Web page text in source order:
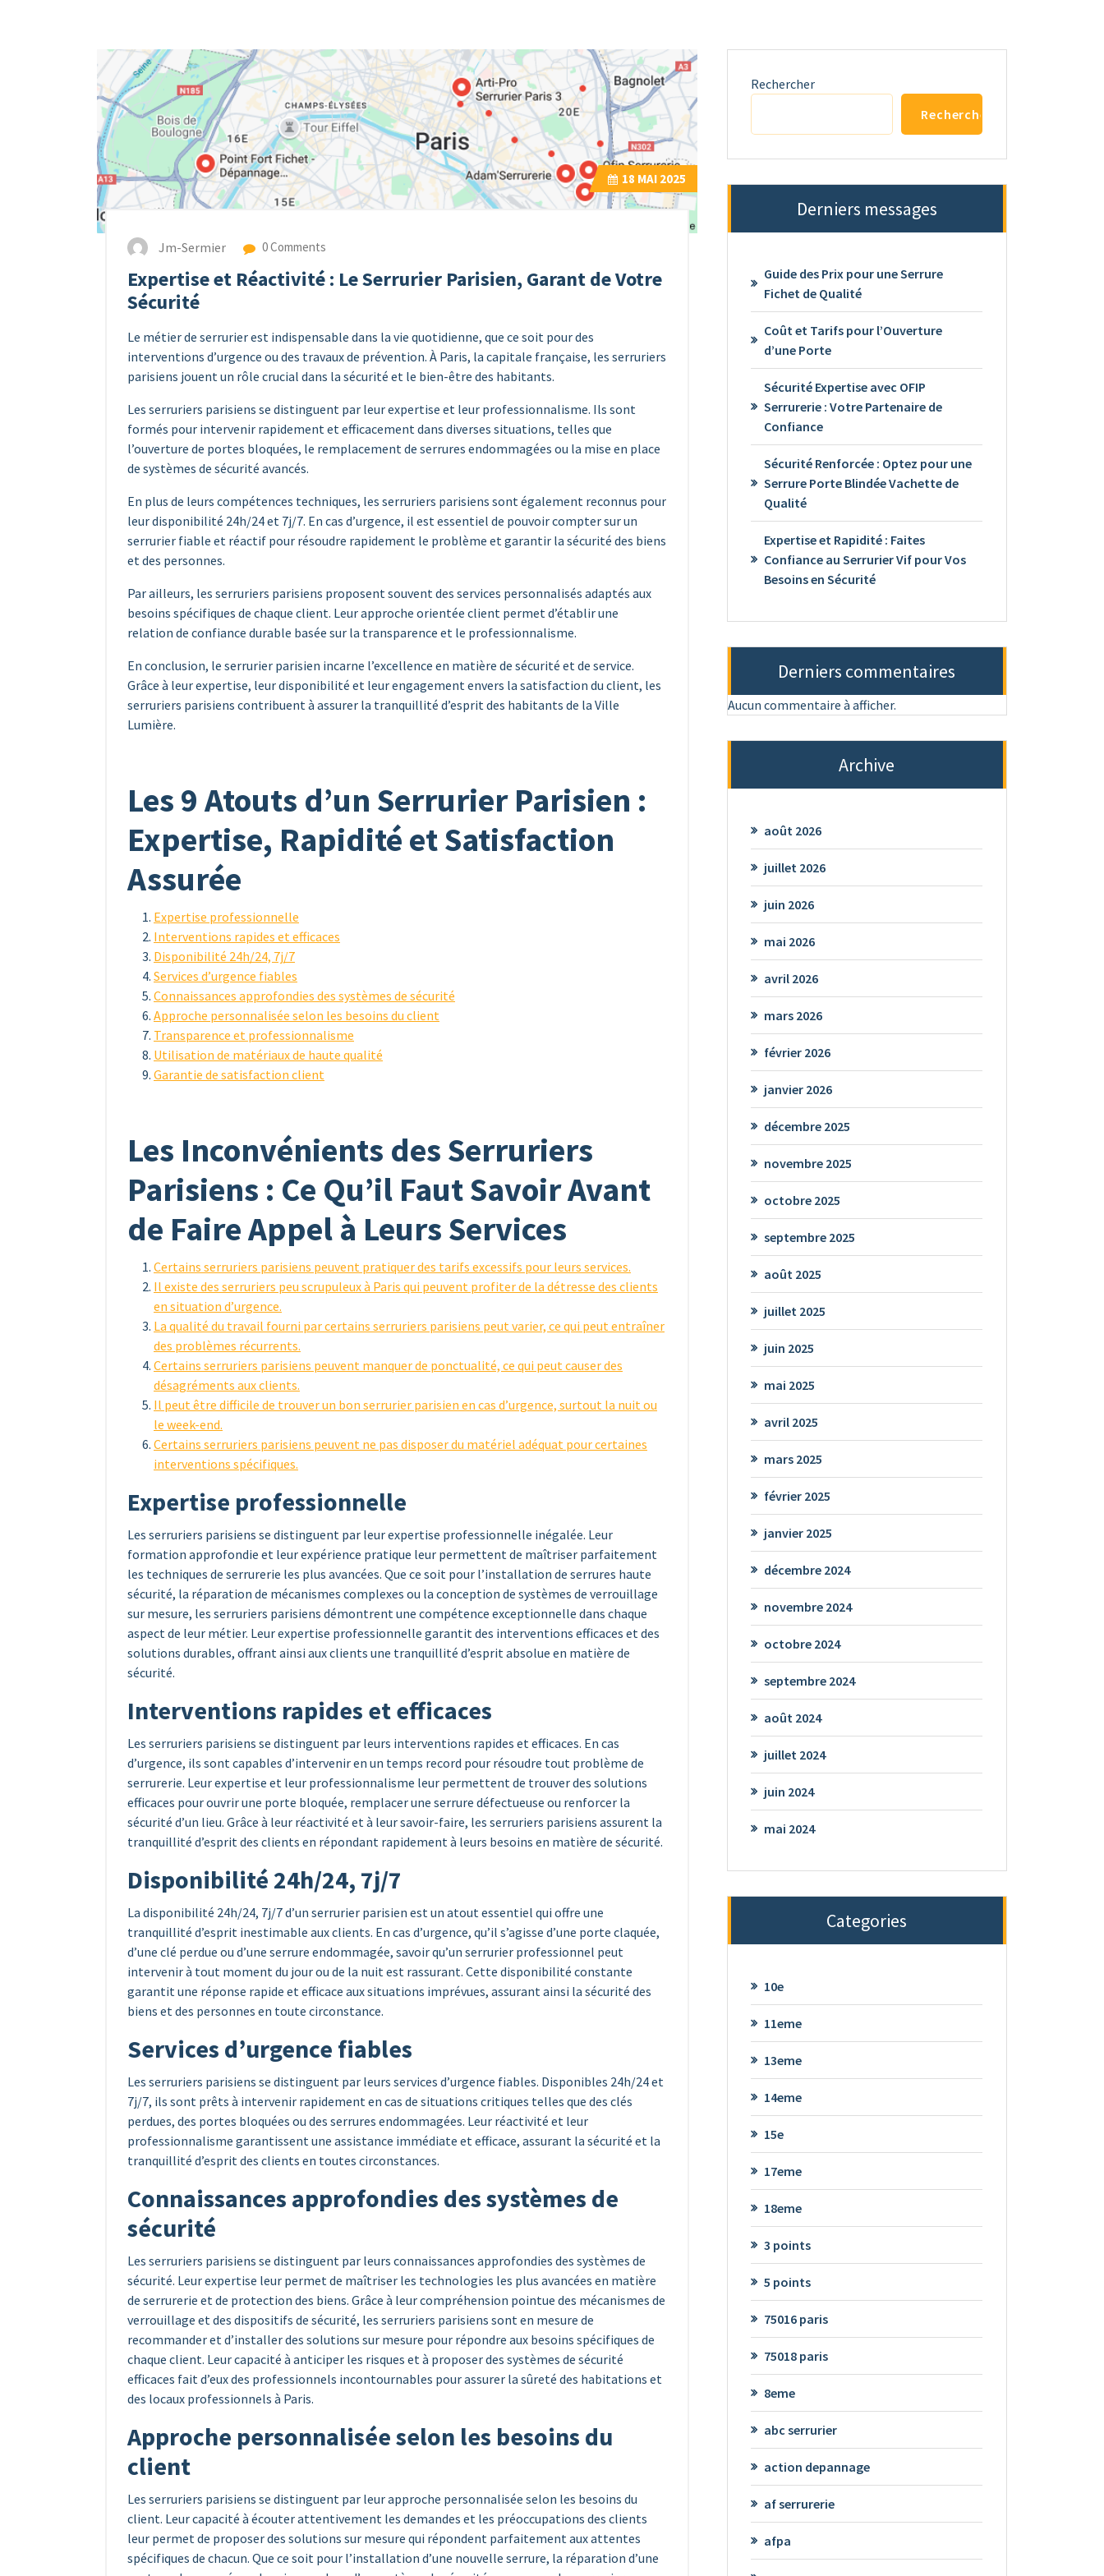
18 MAI 2025
Jm-Sermier 0 Comments
Expertise et Réactivité : Le Serrurier Parisien, Garant de Votre
Sécurité
Le métier de serrurier est indispensable dans la vie quotidienne, que ce soit pour des
interventions d’urgence ou des travaux de prévention. À Paris, la capitale française, les serruriers
parisiens jouent un rôle crucial dans la sécurité et le bien-être des habitants.
Les serruriers parisiens se distinguent par leur expertise et leur professionnalisme. Ils sont
formés pour intervenir rapidement et efficacement dans diverses situations, telles que
l’ouverture de portes bloquées, le remplacement de serrures endommagées ou la mise en place
de systèmes de sécurité avancés.
En plus de leurs compétences techniques, les serruriers parisiens sont également reconnus pour
leur disponibilité 24h/24 et 7j/7. En cas d’urgence, il est essentiel de pouvoir compter sur un
serrurier fiable et réactif pour résoudre rapidement le problème et garantir la sécurité des biens
et des personnes.
Par ailleurs, les serruriers parisiens proposent souvent des services personnalisés adaptés aux
besoins spécifiques de chaque client. Leur approche orientée client permet d’établir une
relation de confiance durable basée sur la transparence et le professionnalisme.
En conclusion, le serrurier parisien incarne l’excellence en matière de sécurité et de service.
Grâce à leur expertise, leur disponibilité et leur engagement envers la satisfaction du client, les
serruriers parisiens contribuent à assurer la tranquillité d’esprit des habitants de la Ville
Lumière.
Les 9 Atouts d’un Serrurier Parisien :
Expertise, Rapidité et Satisfaction
Assurée
Expertise professionnelle
Interventions rapides et efficaces
Disponibilité 24h/24, 7j/7
Services d’urgence fiables
Connaissances approfondies des systèmes de sécurité
Approche personnalisée selon les besoins du client
Transparence et professionnalisme
Utilisation de matériaux de haute qualité
Garantie de satisfaction client
Les Inconvénients des Serruriers
Parisiens : Ce Qu’il Faut Savoir Avant
de Faire Appel à Leurs Services
Certains serruriers parisiens peuvent pratiquer des tarifs excessifs pour leurs services.
Il existe des serruriers peu scrupuleux à Paris qui peuvent profiter de la détresse des clients
en situation d’urgence.
La qualité du travail fourni par certains serruriers parisiens peut varier, ce qui peut entraîner
des problèmes récurrents.
Certains serruriers parisiens peuvent manquer de ponctualité, ce qui peut causer des
désagréments aux clients.
Il peut être difficile de trouver un bon serrurier parisien en cas d’urgence, surtout la nuit ou
le week-end.
Certains serruriers parisiens peuvent ne pas disposer du matériel adéquat pour certaines
interventions spécifiques.
Expertise professionnelle
Les serruriers parisiens se distinguent par leur expertise professionnelle inégalée. Leur
formation approfondie et leur expérience pratique leur permettent de maîtriser parfaitement
les techniques de serrurerie les plus avancées. Que ce soit pour l’installation de serrures haute
sécurité, la réparation de mécanismes complexes ou la conception de systèmes de verrouillage
sur mesure, les serruriers parisiens démontrent une compétence exceptionnelle dans chaque
aspect de leur métier. Leur expertise professionnelle garantit des interventions efficaces et des
solutions durables, offrant ainsi aux clients une tranquillité d’esprit absolue en matière de
sécurité.
Interventions rapides et efficaces
Les serruriers parisiens se distinguent par leurs interventions rapides et efficaces. En cas
d’urgence, ils sont capables d’intervenir en un temps record pour résoudre tout problème de
serrurerie. Leur expertise et leur professionnalisme leur permettent de trouver des solutions
efficaces pour ouvrir une porte bloquée, remplacer une serrure défectueuse ou renforcer la
sécurité d’un lieu. Grâce à leur réactivité et à leur savoir-faire, les serruriers parisiens assurent la
tranquillité d’esprit des clients en répondant rapidement à leurs besoins en matière de sécurité.
Disponibilité 24h/24, 7j/7
La disponibilité 24h/24, 7j/7 d’un serrurier parisien est un atout essentiel qui offre une
tranquillité d’esprit inestimable aux clients. En cas d’urgence, qu’il s’agisse d’une porte claquée,
d’une clé perdue ou d’une serrure endommagée, savoir qu’un serrurier professionnel peut
intervenir à tout moment du jour ou de la nuit est rassurant. Cette disponibilité constante
garantit une réponse rapide et efficace aux situations imprévues, assurant ainsi la sécurité des
biens et des personnes en toute circonstance.
Services d’urgence fiables
Les serruriers parisiens se distinguent par leurs services d’urgence fiables. Disponibles 24h/24 et
7j/7, ils sont prêts à intervenir rapidement en cas de situations critiques telles que des clés
perdues, des portes bloquées ou des serrures endommagées. Leur réactivité et leur
professionnalisme garantissent une assistance immédiate et efficace, assurant la sécurité et la
tranquillité d’esprit des clients en toutes circonstances.
Connaissances approfondies des systèmes de
sécurité
Les serruriers parisiens se distinguent par leurs connaissances approfondies des systèmes de
sécurité. Leur expertise leur permet de maîtriser les technologies les plus avancées en matière
de serrurerie et de protection des biens. Grâce à leur compréhension pointue des mécanismes de
verrouillage et des dispositifs de sécurité, les serruriers parisiens sont en mesure de
recommander et d’installer des solutions sur mesure pour répondre aux besoins spécifiques de
chaque client. Leur capacité à anticiper les risques et à proposer des systèmes de sécurité
efficaces fait d’eux des professionnels incontournables pour assurer la sûreté des habitations et
des locaux professionnels à Paris.
Approche personnalisée selon les besoins du
client
Les serruriers parisiens se distinguent par leur approche personnalisée selon les besoins du
client. Leur capacité à écouter attentivement les demandes et les préoccupations des clients
leur permet de proposer des solutions sur mesure qui répondent parfaitement aux attentes
spécifiques de chacun. Que ce soit pour l’installation d’une nouvelle serrure, la réparation d’une
Rechercher
Rechercher
Derniers messages
Guide des Prix pour une Serrure
Fichet de Qualité
Coût et Tarifs pour l’Ouverture
d’une Porte
Sécurité Expertise avec OFIP
Serrurerie : Votre Partenaire de
Confiance
Sécurité Renforcée : Optez pour une
Serrure Porte Blindée Vachette de
Qualité
Expertise et Rapidité : Faites
Confiance au Serrurier Vif pour Vos
Besoins en Sécurité
Derniers commentaires
Aucun commentaire à afficher.
Archive
août 2026
juillet 2026
juin 2026
mai 2026
avril 2026
mars 2026
février 2026
janvier 2026
décembre 2025
novembre 2025
octobre 2025
septembre 2025
août 2025
juillet 2025
juin 2025
mai 2025
avril 2025
mars 2025
février 2025
janvier 2025
décembre 2024
novembre 2024
octobre 2024
septembre 2024
août 2024
juillet 2024
juin 2024
mai 2024
Categories
10e
11eme
13eme
14eme
15e
17eme
18eme
3 points
5 points
75016 paris
75018 paris
8eme
abc serrurier
action depannage
af serrurerie
afpa